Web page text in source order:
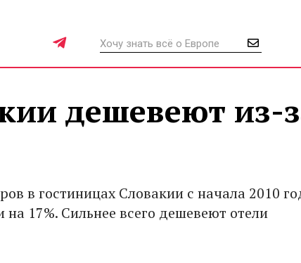
дешевеют из-
в гостиницах Словакии с начала 2010
на 17%. Сильнее всего дешевеют отели